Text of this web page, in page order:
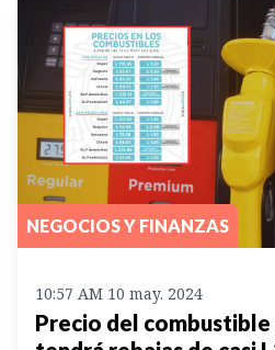
NEGOCIOS Y FINANZAS
10:57 AM 10 may. 2024
Precio del combustible